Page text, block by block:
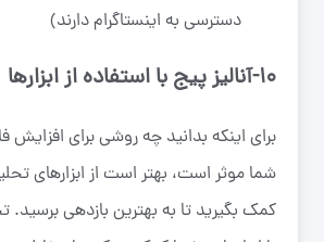
دسترسی به اینستاگرام دارند)
۱۰-آنالیز پیج با استفاده از ابزار‌ها
برای اینکه بدانید چه روشی برای افزایش
شما موثر است، بهتر است از ابزار‌های
کمک بگیرید تا به بهترین بازدهی